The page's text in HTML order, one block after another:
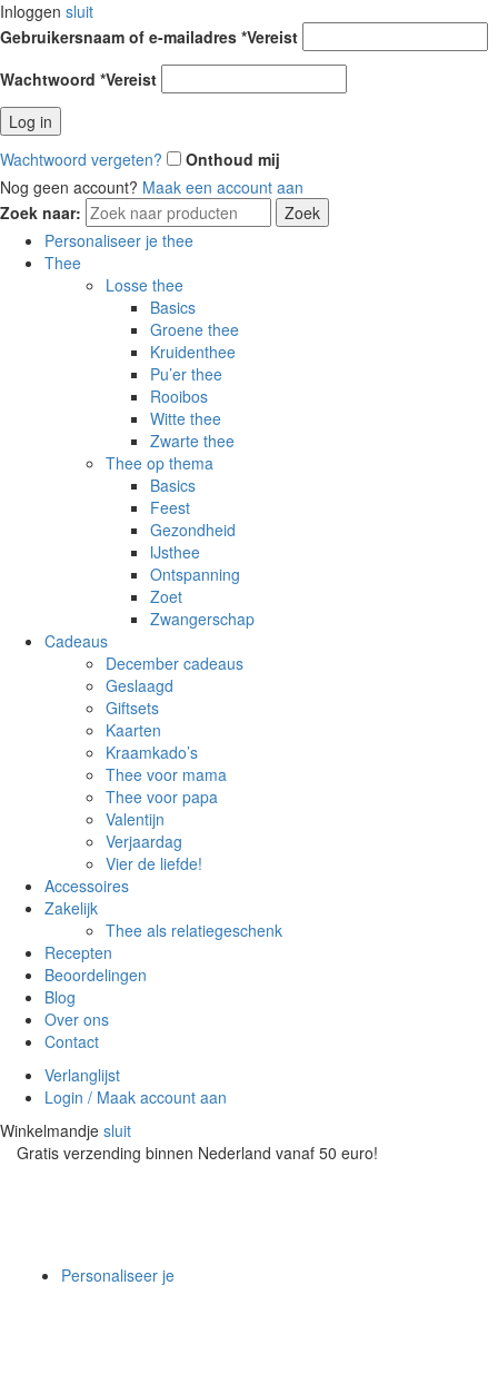
Inloggen sluit
Gebruikersnaam of e-mailadres *Vereist
Wachtwoord *Vereist
Log in
Wachtwoord vergeten?
Onthoud mij
Nog geen account? Maak een account aan
Zoek naar:
Zoek
Personaliseer je thee
Thee
Losse thee
Basics
Groene thee
Kruidenthee
Pu’er thee
Rooibos
Witte thee
Zwarte thee
Thee op thema
Basics
Feest
Gezondheid
IJsthee
Ontspanning
Zoet
Zwangerschap
Cadeaus
December cadeaus
Geslaagd
Giftsets
Kaarten
Kraamkado’s
Thee voor mama
Thee voor papa
Valentijn
Verjaardag
Vier de liefde!
Accessoires
Zakelijk
Thee als relatiegeschenk
Recepten
Beoordelingen
Blog
Over ons
Contact
Verlanglijst
Login / Maak account aan
Winkelmandje sluit
Gratis verzending binnen Nederland vanaf 50 euro!
Personaliseer je